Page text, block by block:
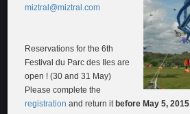
miztral@miztral.com
Reservations for the 6th
Festival du Parc des Iles are
open ! (30 and 31 May)
Please complete the
registration and return it before May 5, 2015